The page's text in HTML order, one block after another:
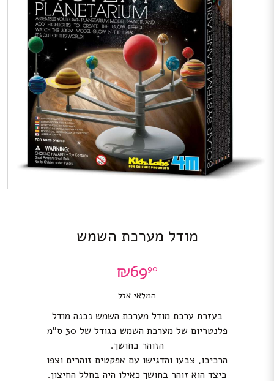
מודל מערכת השמש
₪6990
המלאי אזל
בעזרת ערכת מודל מערכת השמש נבנה מודל
פלנטריום של מערכת השמש בגודל של 30 ס”מ
הזוהר בחושך.
הרכיבו, צבעו והדגישו עם אפקטים זוהרים וצפו
כיצד הוא זוהר בחושך כאילו היה בחלל החיצון.